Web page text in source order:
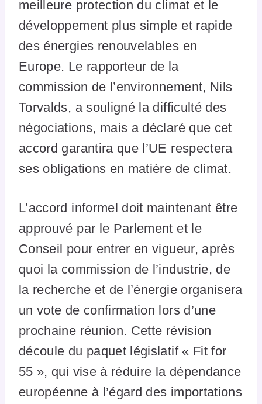
meilleure protection du climat et le
développement plus simple et rapide
des énergies renouvelables en
Europe. Le rapporteur de la
commission de l’environnement, Nils
Torvalds, a souligné la difficulté des
négociations, mais a déclaré que cet
accord garantira que l’UE respectera
ses obligations en matière de climat.
L’accord informel doit maintenant être
approuvé par le Parlement et le
Conseil pour entrer en vigueur, après
quoi la commission de l’industrie, de
la recherche et de l’énergie organisera
un vote de confirmation lors d’une
prochaine réunion. Cette révision
découle du paquet législatif « Fit for
55 », qui vise à réduire la dépendance
européenne à l’égard des importations